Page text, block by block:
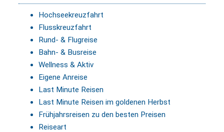
Hochseekreuzfahrt
Flusskreuzfahrt
Rund- & Flugreise
Bahn- & Busreise
Wellness & Aktiv
Eigene Anreise
Last Minute Reisen
Last Minute Reisen im goldenen Herbst
Frühjahrsreisen zu den besten Preisen
Reiseart